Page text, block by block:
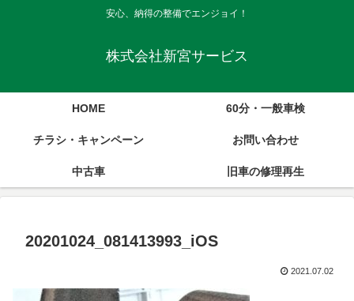
安心、納得の整備でエンジョイ！
株式会社新宮サービス
HOME 60分・一般車検
チラシ・キャンペーン お問い合わせ
中古車 旧車の修理再生
20201024_081413993_iOS
2021.07.02